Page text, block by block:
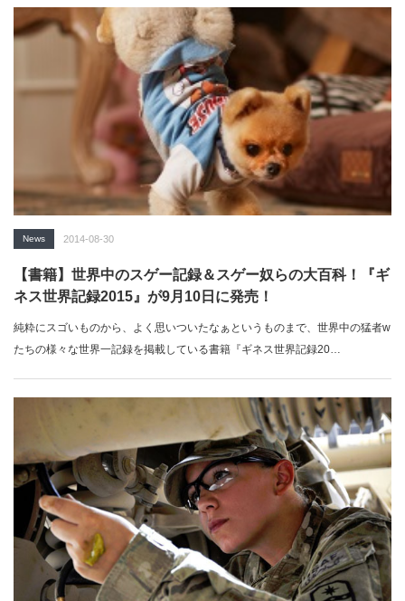
News 2014-08-30
【書籍】世界中のスゲー記録＆スゲー奴らの大百科！『ギ
ネス世界記録2015』が9月10日に発売！
純粋にスゴいものから、よく思いついたなぁというものまで、世界中の猛者w
たちの様々な世界一記録を掲載している書籍『ギネス世界記録20…